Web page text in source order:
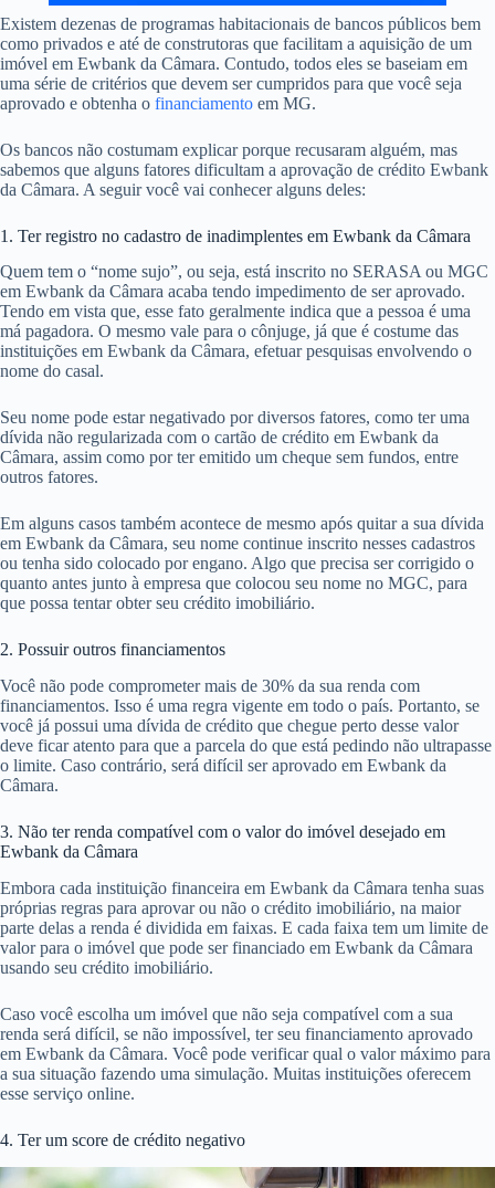
Existem dezenas de programas habitacionais de bancos públicos bem
como privados e até de construtoras que facilitam a aquisição de um
imóvel em Ewbank da Câmara. Contudo, todos eles se baseiam em
uma série de critérios que devem ser cumpridos para que você seja
aprovado e obtenha o financiamento em MG.
Os bancos não costumam explicar porque recusaram alguém, mas
sabemos que alguns fatores dificultam a aprovação de crédito Ewbank
da Câmara. A seguir você vai conhecer alguns deles:
1. Ter registro no cadastro de inadimplentes em Ewbank da Câmara
Quem tem o “nome sujo”, ou seja, está inscrito no SERASA ou MGC
em Ewbank da Câmara acaba tendo impedimento de ser aprovado.
Tendo em vista que, esse fato geralmente indica que a pessoa é uma
má pagadora. O mesmo vale para o cônjuge, já que é costume das
instituições em Ewbank da Câmara, efetuar pesquisas envolvendo o
nome do casal.
Seu nome pode estar negativado por diversos fatores, como ter uma
dívida não regularizada com o cartão de crédito em Ewbank da
Câmara, assim como por ter emitido um cheque sem fundos, entre
outros fatores.
Em alguns casos também acontece de mesmo após quitar a sua dívida
em Ewbank da Câmara, seu nome continue inscrito nesses cadastros
ou tenha sido colocado por engano. Algo que precisa ser corrigido o
quanto antes junto à empresa que colocou seu nome no MGC, para
que possa tentar obter seu crédito imobiliário.
2. Possuir outros financiamentos
Você não pode comprometer mais de 30% da sua renda com
financiamentos. Isso é uma regra vigente em todo o país. Portanto, se
você já possui uma dívida de crédito que chegue perto desse valor
deve ficar atento para que a parcela do que está pedindo não ultrapasse
o limite. Caso contrário, será difícil ser aprovado em Ewbank da
Câmara.
3. Não ter renda compatível com o valor do imóvel desejado em
Ewbank da Câmara
Embora cada instituição financeira em Ewbank da Câmara tenha suas
próprias regras para aprovar ou não o crédito imobiliário, na maior
parte delas a renda é dividida em faixas. E cada faixa tem um limite de
valor para o imóvel que pode ser financiado em Ewbank da Câmara
usando seu crédito imobiliário.
Caso você escolha um imóvel que não seja compatível com a sua
renda será difícil, se não impossível, ter seu financiamento aprovado
em Ewbank da Câmara. Você pode verificar qual o valor máximo para
a sua situação fazendo uma simulação. Muitas instituições oferecem
esse serviço online.
4. Ter um score de crédito negativo